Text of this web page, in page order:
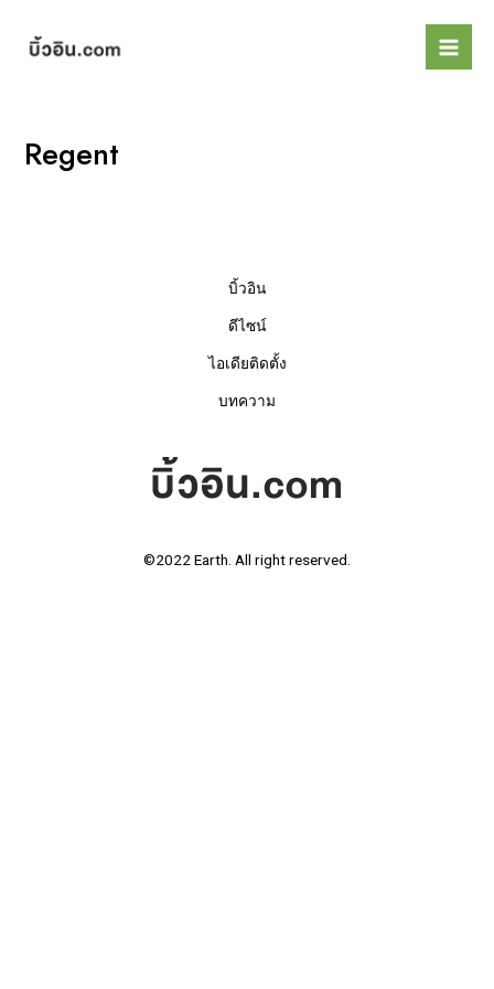
Regent
บิ้วอิน
ดีไซน์
ไอเดียติดตั้ง
บทความ
©2022 Earth. All right reserved.